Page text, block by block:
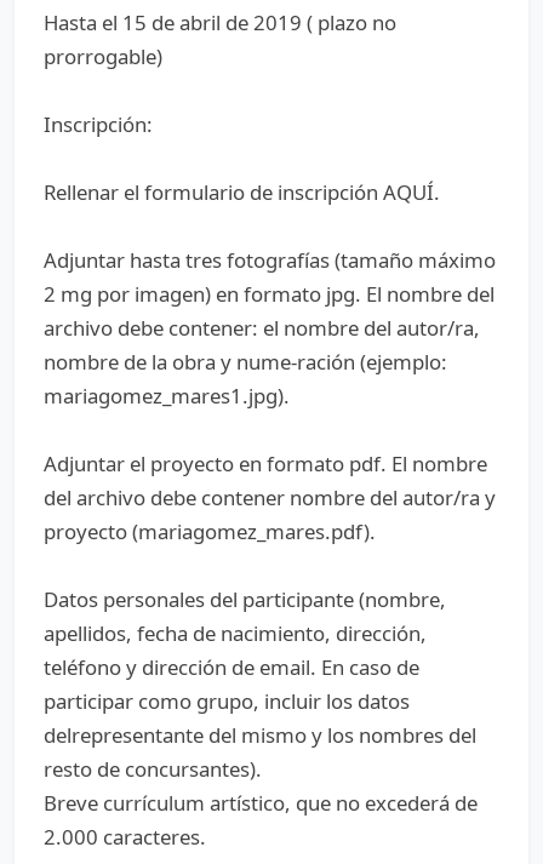
Hasta el 15 de abril de 2019 ( plazo no
prorrogable)
Inscripción:
Rellenar el formulario de inscripción AQUÍ.
Adjuntar hasta tres fotografías (tamaño máximo
2 mg por imagen) en formato jpg. El nombre del
archivo debe contener: el nombre del autor/ra,
nombre de la obra y nume-ración (ejemplo:
mariagomez_mares1.jpg).
Adjuntar el proyecto en formato pdf. El nombre
del archivo debe contener nombre del autor/ra y
proyecto (mariagomez_mares.pdf).
Datos personales del participante (nombre,
apellidos, fecha de nacimiento, dirección,
teléfono y dirección de email. En caso de
participar como grupo, incluir los datos
delrepresentante del mismo y los nombres del
resto de concursantes).
Breve currículum artístico, que no excederá de
2.000 caracteres.